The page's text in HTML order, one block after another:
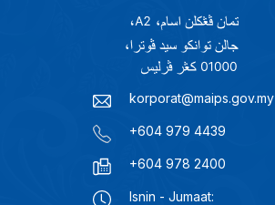
korporat@maips.gov.my
+604 979 4439
+604 978 2400
Isnin - Jumaat: